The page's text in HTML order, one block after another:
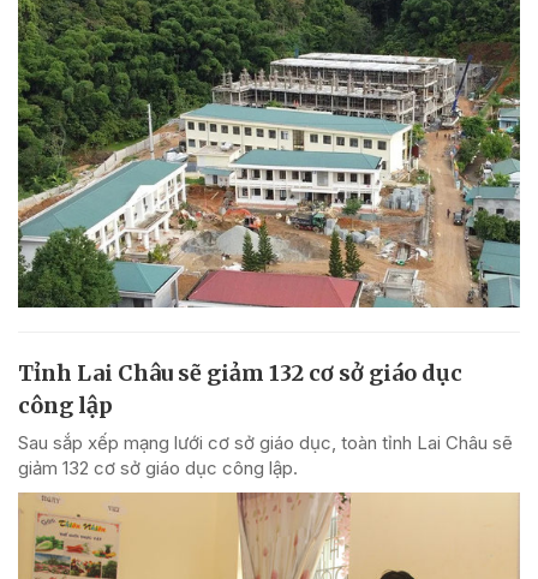
Tỉnh Lai Châu sẽ giảm 132 cơ sở giáo dục
công lập
Sau sắp xếp mạng lưới cơ sở giáo dục, toàn tỉnh Lai Châu sẽ
giảm 132 cơ sở giáo dục công lập.